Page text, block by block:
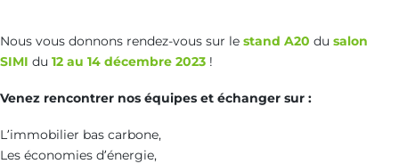
entreprises-
en-
matiere-
lopportunite-
faire-
Nous vous donnons rendez-vous sur le stand A20 du salon
SIMI du 12 au 14 décembre 2023 !
Venez rencontrer nos équipes et échanger sur :
L’immobilier bas carbone,
Les économies d’énergie,